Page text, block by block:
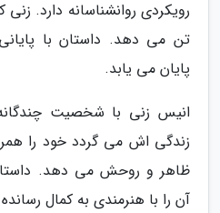
رویکردی روانشناسانه دارد. زنی
تن می دهد. داستان با
پایان می یابد.
انیس زنی با شخصیت
زندگی اش می گردد خود را
ظاهر و روحش می دهد.
آن را با هنرمندی به کمال